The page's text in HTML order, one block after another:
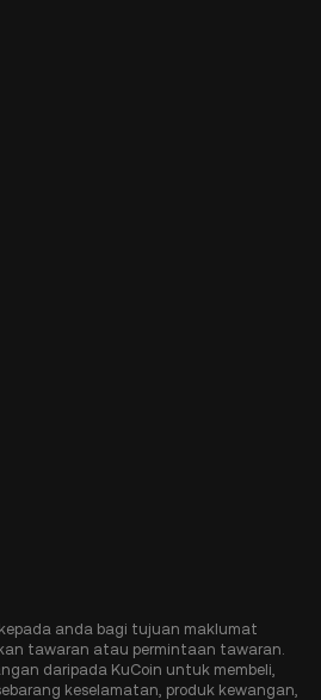
anda bagi tujuan maklumat
tawaran atau permintaan tawaran.
daripada KuCoin untuk membeli,
keselamatan, produk kewangan,